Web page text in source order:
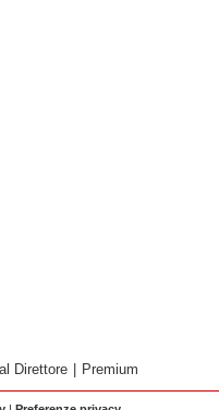
Direttore | Premium